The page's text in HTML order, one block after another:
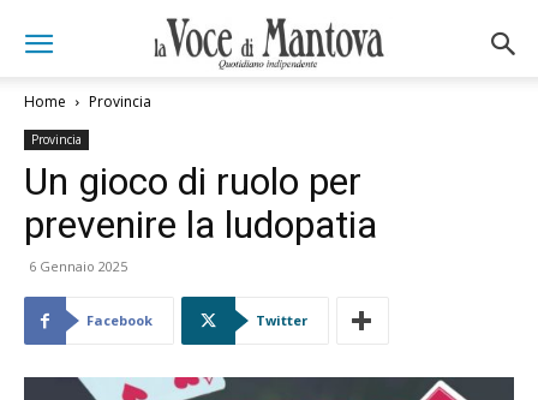
Home Provincia
Provincia
Un gioco di ruolo per
prevenire la ludopatia
6 Gennaio 2025
Facebook Twitter